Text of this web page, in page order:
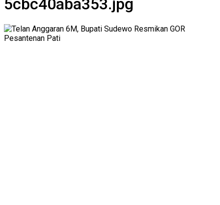
5cbc40aba353.jpg